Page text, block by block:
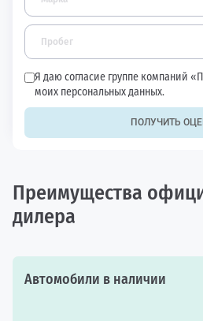
Я даю согласие группе компаний
моих персональных данных.
ПОЛУЧИТЬ
Преимущества
дилера
Автомобили в наличии